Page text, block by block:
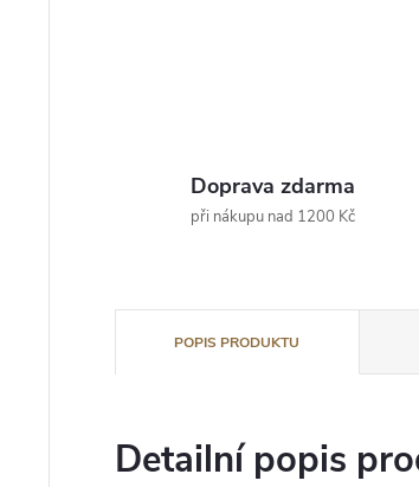
Doprava zdarma
při nákupu nad 1200 Kč
POPIS PRODUKTU
Detailní popis